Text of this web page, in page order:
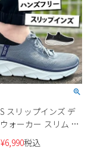
スリップインズ デ
ォーカー スリム ム
150105 レディース
¥6,990税込